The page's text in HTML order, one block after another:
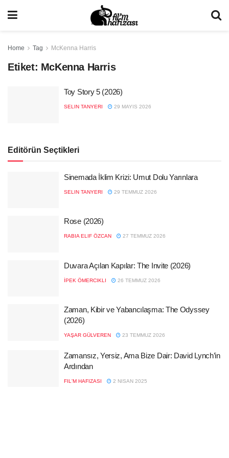
Home Tag McKenna Harris
Etiket: McKenna Harris
Toy Story 5 (2026)
SELIN TANYERI 29 MAYIS 2026
Editörün Seçtikleri
Sinemada İklim Krizi: Umut Dolu Yarınlara
SELIN TANYERI 29 TEMMUZ 2026
Rose (2026)
RABIA ELIF ÖZCAN 27 TEMMUZ 2026
Duvara Açılan Kapılar: The Invite (2026)
İPEK ÖMERCIKLI 26 TEMMUZ 2026
Zaman, Kibir ve Yabancılaşma: The Odyssey
(2026)
YAŞAR GÜLVEREN 23 TEMMUZ 2026
Zamansız, Yersiz, Ama Bize Dair: David Lynch’in
Ardından
FIL'M HAFIZASI 2 NISAN 2025